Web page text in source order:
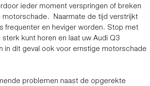
ieder moment verspringen of breken
motorschade. Naarmate de tijd verstrijkt
frequenter en heviger worden. Stop met
kunt horen en laat uw Audi Q3
in dit geval ook voor ernstige motorschade
problemen naast de opgerekte